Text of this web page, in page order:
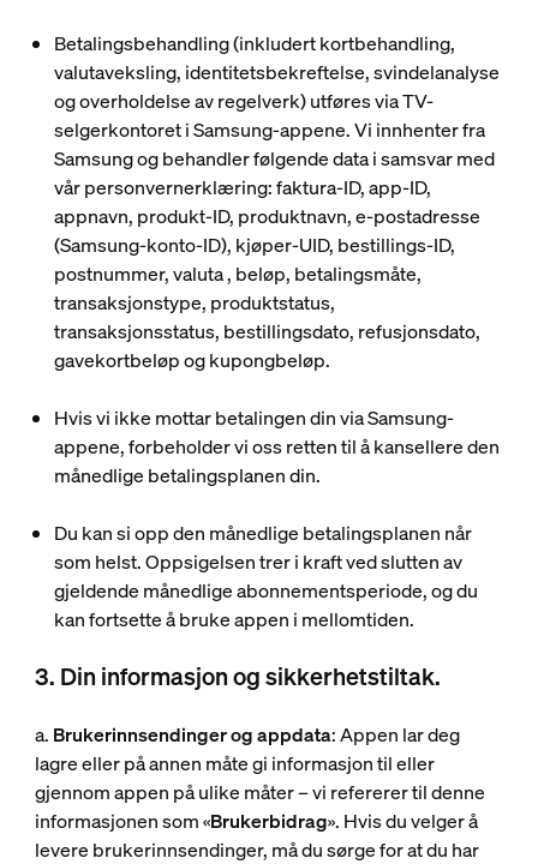
Betalingsbehandling (inkludert kortbehandling,
valutaveksling, identitetsbekreftelse, svindelanalyse
og overholdelse av regelverk) utføres via TV-
selgerkontoret i Samsung-appene. Vi innhenter fra
Samsung og behandler følgende data i samsvar med
vår personvernerklæring: faktura-ID, app-ID,
appnavn, produkt-ID, produktnavn, e-postadresse
(Samsung-konto-ID), kjøper-UID, bestillings-ID,
postnummer, valuta , beløp, betalingsmåte,
transaksjonstype, produktstatus,
transaksjonsstatus, bestillingsdato, refusjonsdato,
gavekortbeløp og kupongbeløp.
Hvis vi ikke mottar betalingen din via Samsung-
appene, forbeholder vi oss retten til å kansellere den
månedlige betalingsplanen din.
Du kan si opp den månedlige betalingsplanen når
som helst. Oppsigelsen trer i kraft ved slutten av
gjeldende månedlige abonnementsperiode, og du
kan fortsette å bruke appen i mellomtiden.
3. Din informasjon og sikkerhetstiltak.
a. Brukerinnsendinger og appdata: Appen lar deg
lagre eller på annen måte gi informasjon til eller
gjennom appen på ulike måter – vi refererer til denne
informasjonen som «Brukerbidrag». Hvis du velger å
levere brukerinnsendinger, må du sørge for at du har